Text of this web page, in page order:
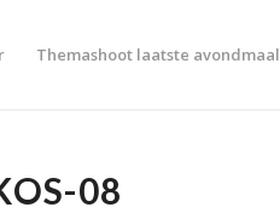
Themashoot laatste avondmaal
08